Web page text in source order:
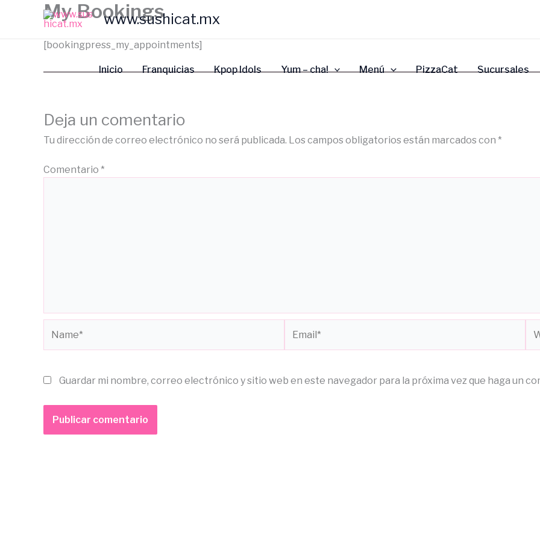
www.sushicat.mx
Inicio Franquicias Kpop Idols Yum – cha! Menú PizzaCat Sucursales
My Bookings
[bookingpress_my_appointments]
Deja un comentario
Tu dirección de correo electrónico no será publicada. Los campos obligatorios están marcados con *
Comentario *
Guardar mi nombre, correo electrónico y sitio web en este navegador para la próxima vez que haga un